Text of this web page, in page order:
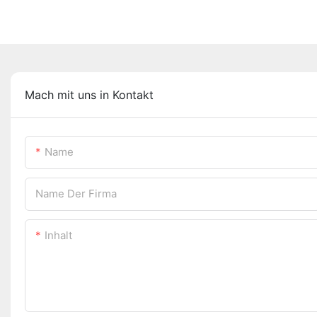
Mach mit uns in Kontakt
Name
Name Der Firma
Inhalt